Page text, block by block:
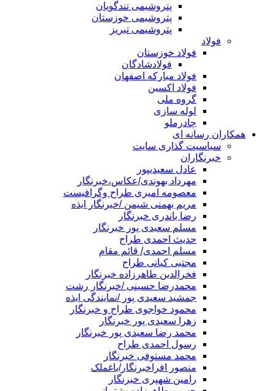
پتروشیمی تندگویان
پتروشیمی خوزستان
پتروشیمی تبریز
فولاد
فولاد خوزستان
فولادشادگان
فولاد مبارکه اصفهان
فولاد اکسین
گروه ملی
لوله سازی
چادرملو
همکاران رسانه ای
سیاسیت گذاری سایت
خبرنگاران
عادل سعیدیپور
مهرداد بهوندی/عکاس،خبرنگار
معصومه امیری طراح وگرافیست
مریم بهمنی شیمن /خبرنگار ایذه
رضا باندری خبرنگار
مسلم سعیدی پور خبرنگار
حدیث احمدی طراح
مسلم احمدی/ قائم مقام
مجتبی کیانی طراح
فخرالدین طاهرزاده خبرنگار
محمدرضا حسینی /خبرنگار رشت
جمشید سعیدی پور /نمایندگی ایذه
محمود خواجوی طراح و خبرنگار
زهرا سعیدی پور خبرنگار
محمد رضا سعیدی پور خبرنگار
رسول احمدی طراح
محمد مستوفی خبرنگار
منصور افراخبرنگار/باغملک
رامین شهپری خبرنگار